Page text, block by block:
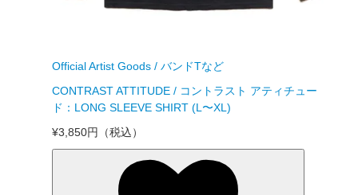
Official Artist Goods / バンドTなど
CONTRAST ATTITUDE / コントラスト アティチュー
ド：LONG SLEEVE SHIRT (L〜XL)
¥3,850円
（税込）